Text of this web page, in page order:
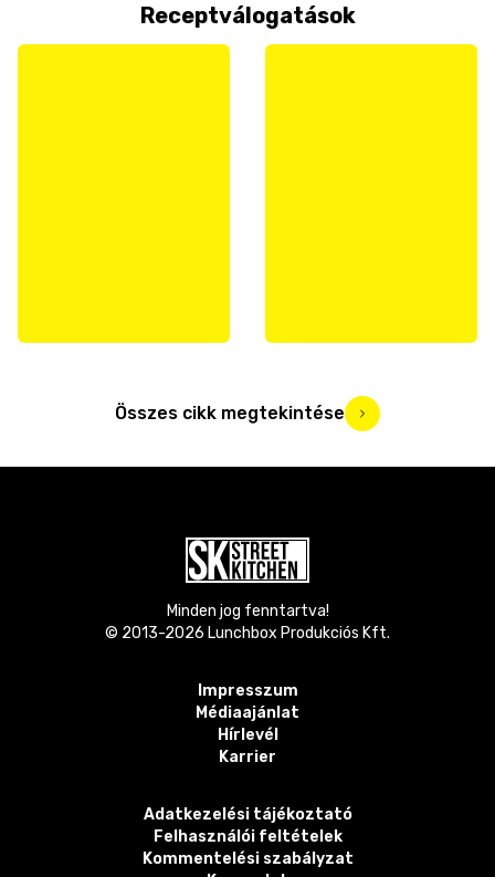
Receptválogatások
Összes cikk megtekintése
Minden jog fenntartva!
© 2013-2026 Lunchbox Produkciós Kft.
Impresszum
Médiaajánlat
Hírlevél
Karrier
Adatkezelési tájékoztató
Felhasználói feltételek
Kommentelési szabályzat